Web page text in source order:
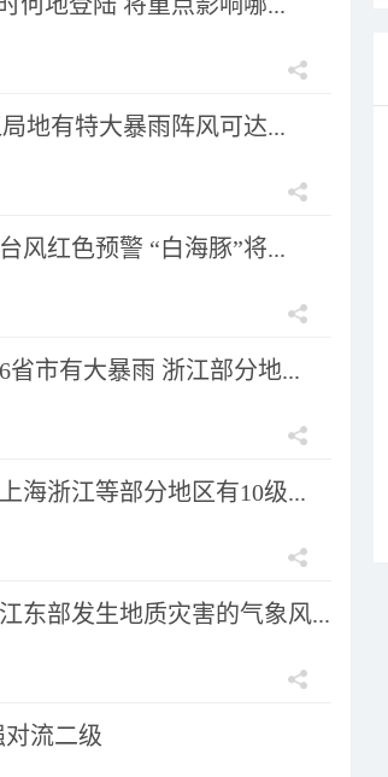
地有特大暴雨阵风可达...
风红色预警 “白海豚”将...
市有大暴雨 浙江部分地...
海浙江等部分地区有10级...
东部发生地质灾害的气象风...
流二级